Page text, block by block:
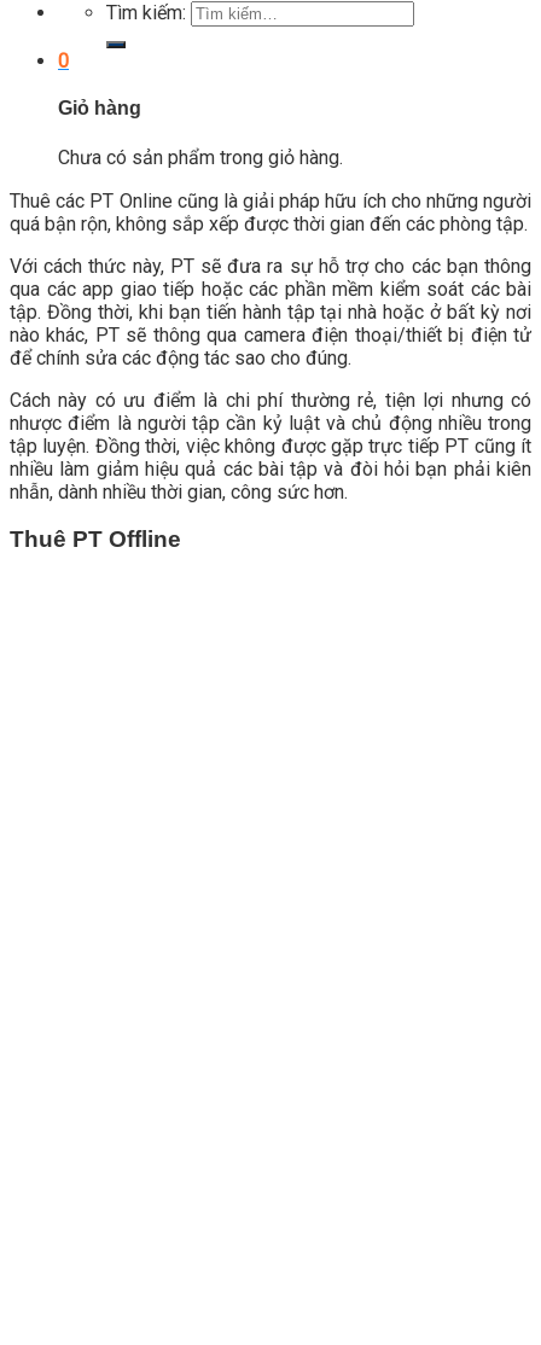
Tìm kiếm:
0
Giỏ hàng
Chưa có sản phẩm trong giỏ hàng.
Thuê các PT Online cũng là giải pháp hữu ích cho những người
quá bận rộn, không sắp xếp được thời gian đến các phòng tập.
Với cách thức này, PT sẽ đưa ra sự hỗ trợ cho các bạn thông
qua các app giao tiếp hoặc các phần mềm kiểm soát các bài
tập. Đồng thời, khi bạn tiến hành tập tại nhà hoặc ở bất kỳ nơi
nào khác, PT sẽ thông qua camera điện thoại/thiết bị điện tử
để chính sửa các động tác sao cho đúng.
Cách này có ưu điểm là chi phí thường rẻ, tiện lợi nhưng có
nhược điểm là người tập cần kỷ luật và chủ động nhiều trong
tập luyện. Đồng thời, việc không được gặp trực tiếp PT cũng ít
nhiều làm giảm hiệu quả các bài tập và đòi hỏi bạn phải kiên
nhẫn, dành nhiều thời gian, công sức hơn.
Thuê PT Offline